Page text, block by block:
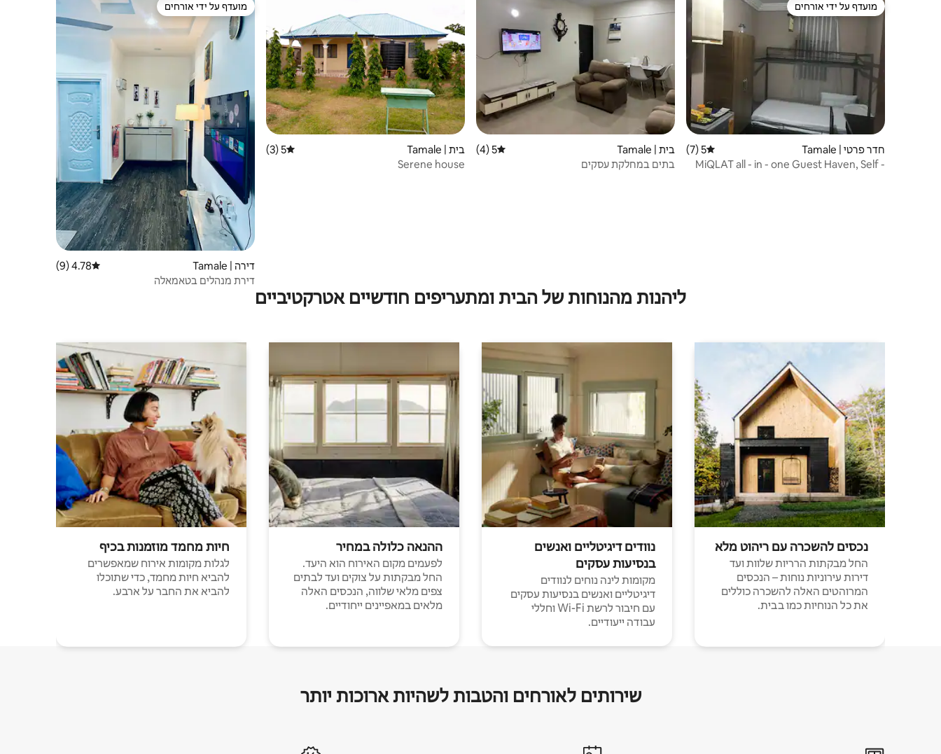
מועדף על ידי אורחים
מועדף על ידי אורחים
חדר פרטי | Tamale דירוג ממוצע של 5 מתוך 5, 7 ביקורות
5 (7)
MiQLAT all - in - one Guest Haven, Self -
בית | Tamale דירוג ממוצע של 5 מתוך 5, 4 ביקורות
5 (4)
בתים במחלקת עסקים
בית | Tamale דירוג ממוצע של 5 מתוך 5, 3 ביקורות
5 (3)
Serene house
מועדף על ידי אורחים
מועדף על ידי אורחים
דירה | Tamale דירוג ממוצע של 4.78 מתוך 5, 9 ביקורות
4.78 (9)
דירת מנהלים בטאמאלה
ליהנות מהנוחות של הבית ומתעריפים חודשיים אטרקטיביים
נכסים להשכרה עם ריהוט מלא
החל מבקתות הרריות שלוות ועד
דירות עירוניות נוחות – הנכסים
המרוהטים האלה להשכרה כוללים
את כל הנוחיות כמו בבית.
נוודים דיגיטליים ואנשים
בנסיעות עסקים
מקומות לינה נוחים לנוודים
דיגיטליים ואנשים בנסיעות עסקים
עם חיבור לרשת Wi-Fi וחללי
עבודה ייעודיים.
ההנאה כלולה במחיר
לפעמים מקום האירוח הוא היעד.
החל מבקתות על צוקים ועד לבתים
צפים מלאי שלווה, הנכסים האלה
מלאים במאפיינים ייחודיים.
חיות מחמד מוזמנות בכיף
לגלות מקומות אירוח שמאפשרים
להביא חיות מחמד, כדי שתוכלו
להביא את החבר על ארבע.
שירותים לאורחים והטבות לשהיות ארוכות יותר